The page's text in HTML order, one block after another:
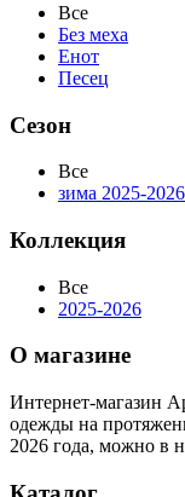
Все
Без меха
Енот
Песец
Сезон
Все
зима 2025-2026
Коллекция
Все
2025-2026
О магазине
Интернет-магазин
одежды на
2026 года, можно в